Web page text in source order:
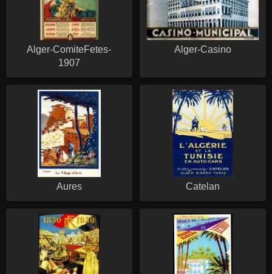
Alger-ComiteFetes-
1907
Alger-Casino
Aures Catelan